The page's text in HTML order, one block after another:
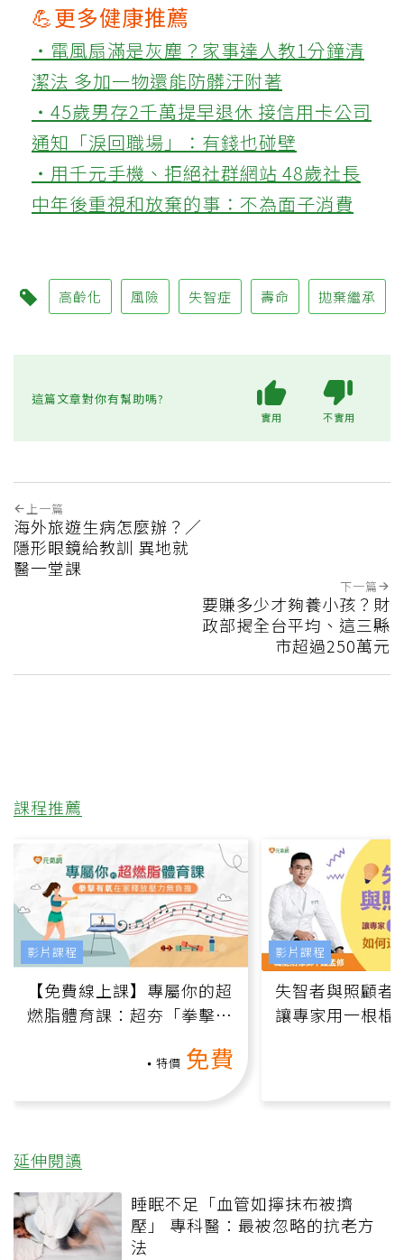
💪更多健康推薦
‧電風扇滿是灰塵？家事達人教1分鐘清
潔法 多加一物還能防髒汙附著
‧45歲男存2千萬提早退休 接信用卡公司
通知「淚回職場」：有錢也碰壁
‧用千元手機、拒絕社群網站 48歲社長
中年後重視和放棄的事：不為面子消費
高齡化 風險 失智症 壽命 拋棄繼承
這篇文章對你有幫助嗎?
實用 不實用
上一篇
海外旅遊生病怎麼辦？／
隱形眼鏡給教訓 異地就
醫一堂課
下一篇
要賺多少才夠養小孩？財
政部揭全台平均、這三縣
市超過250萬元
課程推薦
【免費線上課】專屬你的超
燃脂體育課：超夯「拳擊有
特價 免費
影片課程
失智者與照顧者
讓專家用一根棍
影片課程
延伸閱讀
睡眠不足「血管如擰抹布被擠
壓」 專科醫：最被忽略的抗老方
法